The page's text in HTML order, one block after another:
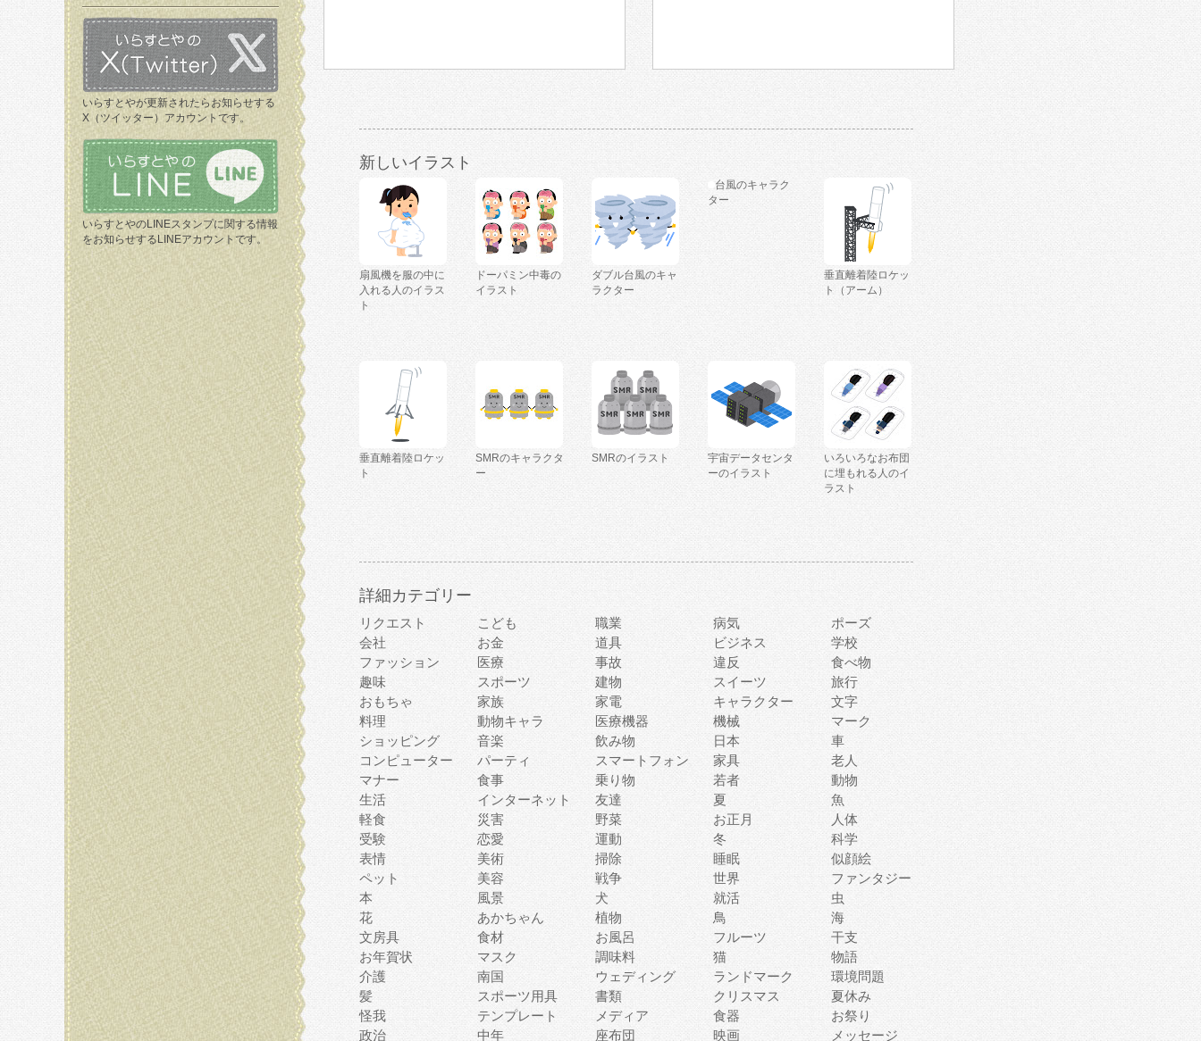
いらすとやが更新されたらお知らせする
X（ツイッター）アカウントです。
いらすとやのLINEスタンプに関する情報
をお知らせするLINEアカウントです。
新しいイラスト
扇風機を服の中に
入れる人のイラス
ト
ドーパミン中毒の
イラスト
ダブル台風のキャ
ラクター
台風のキャラク
ター
垂直離着陸ロケッ
ト（アーム）
垂直離着陸ロケッ
ト
SMRのキャラクタ
ー
SMRのイラスト
宇宙データセンタ
ーのイラスト
いろいろなお布団
に埋もれる人のイ
ラスト
詳細カテゴリー
リクエスト こども 職業 病気
ポーズ
会社
お金 道具 ビジネス
学校
ファッション
医療 事故 違反
食べ物
趣味
スポーツ 建物 スイーツ
旅行
おもちゃ
家族 家電 キャラクター
文字
料理
動物キャラ 医療機器 機械
マーク
ショッピング
音楽 飲み物 日本
車
コンピューター
パーティ スマートフォン 家具
老人
マナー
食事 乗り物 若者
動物
生活
インターネット 友達 夏
魚
軽食
災害 野菜 お正月
人体
受験
恋愛 運動 冬
科学
表情
美術 掃除 睡眠
似顔絵
ペット
美容 戦争 世界
ファンタジー
本
風景 犬 就活
虫
花
あかちゃん 植物 鳥
海
文房具
食材 お風呂 フルーツ
干支
お年賀状
マスク 調味料 猫
物語
介護
南国 ウェディング ランドマーク
環境問題
髪
スポーツ用具 書類 クリスマス
夏休み
怪我
テンプレート メディア 食器
お祭り
政治
中年 座布団 映画 メッセージ